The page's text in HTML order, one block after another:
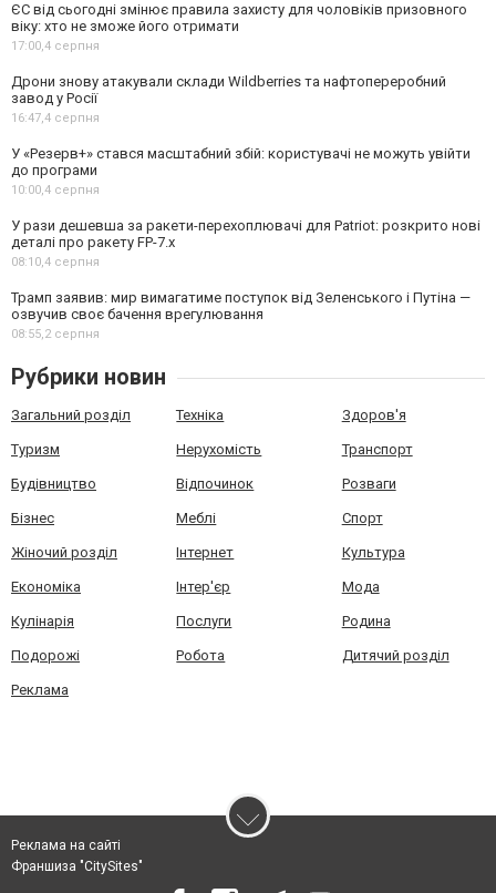
ЄС від сьогодні змінює правила захисту для чоловіків призовного
віку: хто не зможе його отримати
17:00,4 серпня
Дрони знову атакували склади Wildberries та нафтопереробний
завод у Росії
16:47,4 серпня
У «Резерв+» стався масштабний збій: користувачі не можуть увійти
до програми
10:00,4 серпня
У рази дешевша за ракети-перехоплювачі для Patriot: розкрито нові
деталі про ракету FP-7.x
08:10,4 серпня
Трамп заявив: мир вимагатиме поступок від Зеленського і Путіна —
озвучив своє бачення врегулювання
08:55,2 серпня
Рубрики новин
Загальний розділ Техніка Здоров'я
Туризм Нерухомість Транспорт
Будівництво Відпочинок Розваги
Бізнес Меблі Спорт
Жіночий розділ Інтернет Культура
Економіка Інтер'єр Мода
Кулінарія Послуги Родина
Подорожі Робота Дитячий розділ
Реклама
Реклама на сайті
Франшиза "CitySites"